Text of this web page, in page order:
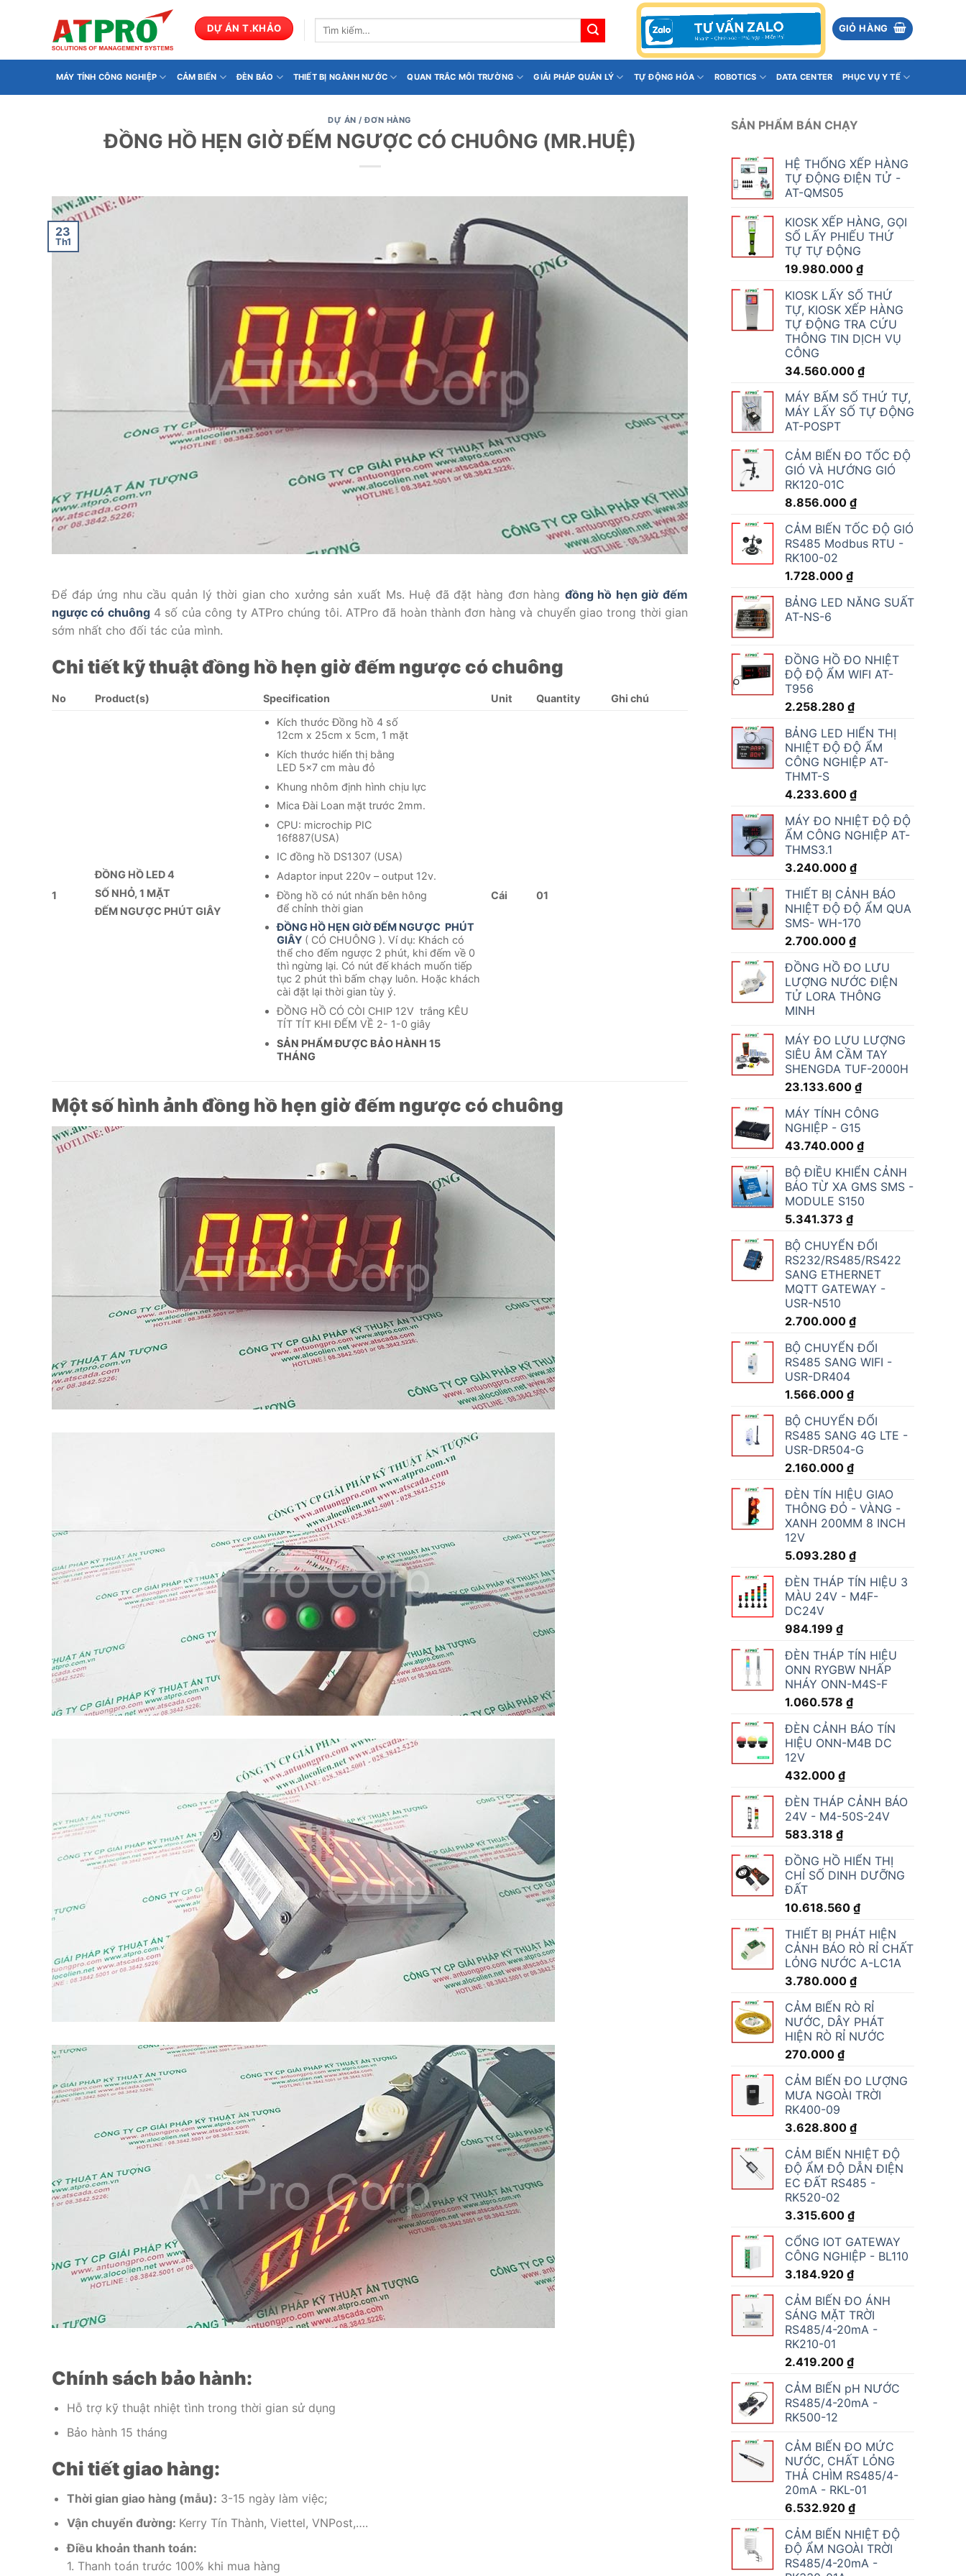
dung
DỰ ÁN T.KHẢO
Tìm
GIỎ HÀNG
MÁY TÍNH CÔNG NGHIỆP CẢM BIẾN ĐÈN BÁO THIẾT BỊ NGÀNH NƯỚC QUAN TRẮC MÔI TRƯỜNG GIẢI PHÁP QUẢN LÝ TỰ ĐỘNG HÓA ROBOTICS DATA CENTER PHỤC VỤ Y TẾ
DỰ ÁN / ĐƠN HÀNG
ĐỒNG HỒ HẸN GIỜ ĐẾM NGƯỢC CÓ CHUÔNG (MR.HUỆ)
23
Th1
Để đáp ứng nhu cầu quản lý thời gian cho xưởng sản xuất Ms. Huệ đã đặt hàng đơn hàng đồng hồ hẹn giờ đếm
ngược có chuông4 số của công ty ATPro chúng tôi. ATPro đã hoàn thành đơn hàng và chuyển giao trong thời gian
sớm nhất cho đối tác của mình.
Chi tiết kỹ thuật đồng hồ hẹn giờ đếm ngược có chuông
No Product(s) Specification Unit Quantity Ghi chú
1
ĐỒNG HỒ LED 4
SỐ NHỎ, 1 MẶT
ĐẾM NGƯỢC PHÚT GIÂY
Kích thước Đồng hồ 4 số
12cm x 25cm x 5cm, 1 mặt
Kích thước hiển thị bằng
LED 5×7 cm màu đỏ
Khung nhôm định hình chịu lực
Mica Đài Loan mặt trước 2mm.
CPU: microchip PIC
16f887(USA)
IC đồng hồ DS1307 (USA)
Adaptor input 220v – output 12v.
Đồng hồ có nút nhấn bên hông
để chỉnh thời gian
ĐỒNG HỒ HẸN GIỜ ĐẾM NGƯỢC PHÚT
GIÂY( CÓ CHUÔNG ). Ví dụ: Khách có
thể cho đếm ngược 2 phút, khi đếm về 0
thì ngừng lại. Có nút đế khách muốn tiếp
tục 2 phút thì bấm chạy luôn. Hoặc khách
cài đặt lại thời gian tùy ý.
ĐỒNG HỒ CÓ CÒI CHIP 12V trắng KÊU
TÍT TÍT KHI ĐẾM VỀ 2- 1-0 giây
SẢN PHẨM ĐƯỢC BẢO HÀNH 15
THÁNG
Cái 01
Một số hình ảnhđồng hồ hẹn giờ đếm ngược có chuông
Chính sách bảo hành:
Hỗ trợ kỹ thuật nhiệt tình trong thời gian sử dụng
Bảo hành 15 tháng
Chi tiết giao hàng:
Thời gian giao hàng (mẫu): 3-15 ngày làm việc;
Vận chuyển đường: Kerry Tín Thành, Viettel, VNPost,….
Điều khoản thanh toán:
1. Thanh toán trước 100% khi mua hàng
SẢN PHẨM BÁN CHẠY
HỆ THỐNG XẾP HÀNG
TỰ ĐỘNG ĐIỆN TỬ -
AT-QMS05
KIOSK XẾP HÀNG, GỌI
SỐ LẤY PHIẾU THỨ
TỰ TỰ ĐỘNG
19.980.000 ₫
KIOSK LẤY SỐ THỨ
TỰ, KIOSK XẾP HÀNG
TỰ ĐỘNG TRA CỨU
THÔNG TIN DỊCH VỤ
CÔNG
34.560.000 ₫
MÁY BẤM SỐ THỨ TỰ,
MÁY LẤY SỐ TỰ ĐỘNG
AT-POSPT
CẢM BIẾN ĐO TỐC ĐỘ
GIÓ VÀ HƯỚNG GIÓ
RK120-01C
8.856.000 ₫
CẢM BIẾN TỐC ĐỘ GIÓ
RS485 Modbus RTU -
RK100-02
1.728.000 ₫
BẢNG LED NĂNG SUẤT
AT-NS-6
ĐỒNG HỒ ĐO NHIỆT
ĐỘ ĐỘ ẨM WIFI AT-
T956
2.258.280 ₫
BẢNG LED HIỂN THỊ
NHIỆT ĐỘ ĐỘ ẨM
CÔNG NGHIỆP AT-
THMT-S
4.233.600 ₫
MÁY ĐO NHIỆT ĐỘ ĐỘ
ẨM CÔNG NGHIỆP AT-
THMS3.1
3.240.000 ₫
THIẾT BỊ CẢNH BÁO
NHIỆT ĐỘ ĐỘ ẨM QUA
SMS- WH-170
2.700.000 ₫
ĐỒNG HỒ ĐO LƯU
LƯỢNG NƯỚC ĐIỆN
TỬ LORA THÔNG
MINH
MÁY ĐO LƯU LƯỢNG
SIÊU ÂM CẦM TAY
SHENGDA TUF-2000H
23.133.600 ₫
MÁY TÍNH CÔNG
NGHIỆP - G15
43.740.000 ₫
BỘ ĐIỀU KHIỂN CẢNH
BÁO TỪ XA GMS SMS -
MODULE S150
5.341.373 ₫
BỘ CHUYỂN ĐỔI
RS232/RS485/RS422
SANG ETHERNET
MQTT GATEWAY -
USR-N510
2.700.000 ₫
BỘ CHUYỂN ĐỔI
RS485 SANG WIFI -
USR-DR404
1.566.000 ₫
BỘ CHUYỂN ĐỔI
RS485 SANG 4G LTE -
USR-DR504-G
2.160.000 ₫
ĐÈN TÍN HIỆU GIAO
THÔNG ĐỎ - VÀNG -
XANH 200MM 8 INCH
12V
5.093.280 ₫
ĐÈN THÁP TÍN HIỆU 3
MÀU 24V - M4F-
DC24V
984.199 ₫
ĐÈN THÁP TÍN HIỆU
ONN RYGBW NHẤP
NHÁY ONN-M4S-F
1.060.578 ₫
ĐÈN CẢNH BÁO TÍN
HIỆU ONN-M4B DC
12V
432.000 ₫
ĐÈN THÁP CẢNH BÁO
24V - M4-50S-24V
583.318 ₫
ĐỒNG HỒ HIỂN THỊ
CHỈ SỐ DINH DƯỠNG
ĐẤT
10.618.560 ₫
THIẾT BỊ PHÁT HIỆN
CẢNH BÁO RÒ RỈ CHẤT
LỎNG NƯỚC A-LC1A
3.780.000 ₫
CẢM BIẾN RÒ RỈ
NƯỚC, DÂY PHÁT
HIỆN RÒ RỈ NƯỚC
270.000 ₫
CẢM BIẾN ĐO LƯỢNG
MƯA NGOÀI TRỜI
RK400-09
3.628.800 ₫
CẢM BIẾN NHIỆT ĐỘ
ĐỘ ẨM ĐỘ DẪN ĐIỆN
EC ĐẤT RS485 -
RK520-02
3.315.600 ₫
CỔNG IOT GATEWAY
CÔNG NGHIỆP - BL110
3.184.920 ₫
CẢM BIẾN ĐO ÁNH
SÁNG MẶT TRỜI
RS485/4-20mA -
RK210-01
2.419.200 ₫
CẢM BIẾN pH NƯỚC
RS485/4-20mA -
RK500-12
CẢM BIẾN ĐO MỨC
NƯỚC, CHẤT LỎNG
THẢ CHÌM RS485/4-
20mA - RKL-01
6.532.920 ₫
CẢM BIẾN NHIỆT ĐỘ
ĐỘ ẨM NGOÀI TRỜI
RS485/4-20mA -